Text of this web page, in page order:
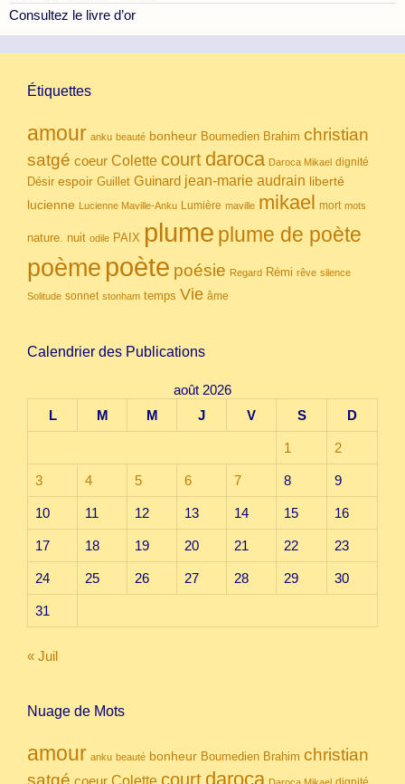
Consultez le livre d’or
Étiquettes
amour anku beauté bonheur Boumedien Brahim christian
satgé coeur Colette court daroca Daroca Mikael dignité
Désir espoir Guillet Guinard jean-marie audrain liberté
lucienne Lucienne Maville-Anku Lumière maville mikael mort mots
nature. nuit odile PAIX plume plume de poète
poème poète poésie Regard Rémi rêve silence
Solitude sonnet stonham temps Vie âme
Calendrier des Publications
août 2026
L
M M J V S D
1 2
3 4 5 6 7 8 9
10 11 12 13 14 15 16
17 18 19 20 21 22 23
24 25 26 27 28 29 30
31
« Juil
Nuage de Mots
amour anku beauté bonheur Boumedien Brahim christian
satgé
court daroca